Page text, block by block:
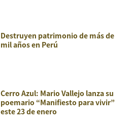
Destruyen patrimonio de más de
mil años en Perú
Cerro Azul: Mario Vallejo lanza su
poemario “Manifiesto para vivir”
este 23 de enero